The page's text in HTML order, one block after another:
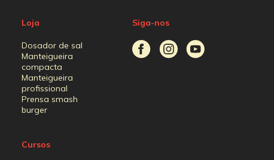
Loja
Dosador de sal
Manteigueira
compacta
Manteigueira
profissional
Prensa smash
burger
Cursos
Siga-nos